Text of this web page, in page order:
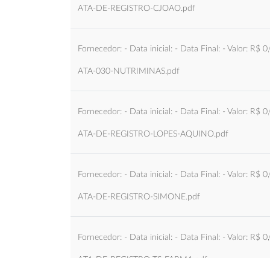
ATA-DE-REGISTRO-CJOAO.pdf
Fornecedor: - Data inicial: - Data Final: - Valor: R$
ATA-030-NUTRIMINAS.pdf
Fornecedor: - Data inicial: - Data Final: - Valor: R$
ATA-DE-REGISTRO-LOPES-AQUINO.pdf
Fornecedor: - Data inicial: - Data Final: - Valor: R$
ATA-DE-REGISTRO-SIMONE.pdf
Fornecedor: - Data inicial: - Data Final: - Valor: R$